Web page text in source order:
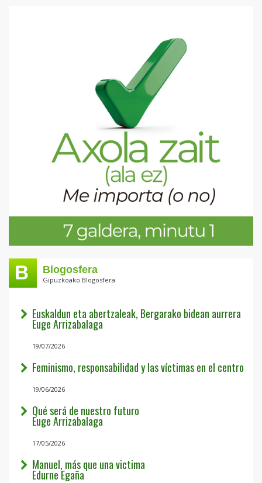
Blogosfera
Gipuzkoako Blogosfera
Euskaldun eta abertzaleak, Bergarako bidean aurrera
Euge Arrizabalaga
19/07/2026
Feminismo, responsabilidad y las víctimas en el centro
19/06/2026
Qué será de nuestro futuro
Euge Arrizabalaga
17/05/2026
Manuel, más que una victima
Edurne Egaña